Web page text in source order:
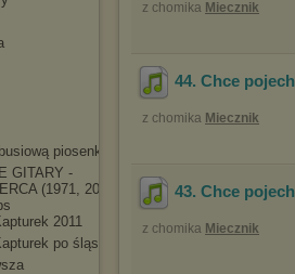
piosenkę
GITARY -
(1971, 2021)
2011
po śląsku
z chomika Miecznik
44. Chce
z chomika Miecznik
43. Chce
z chomika Miecznik